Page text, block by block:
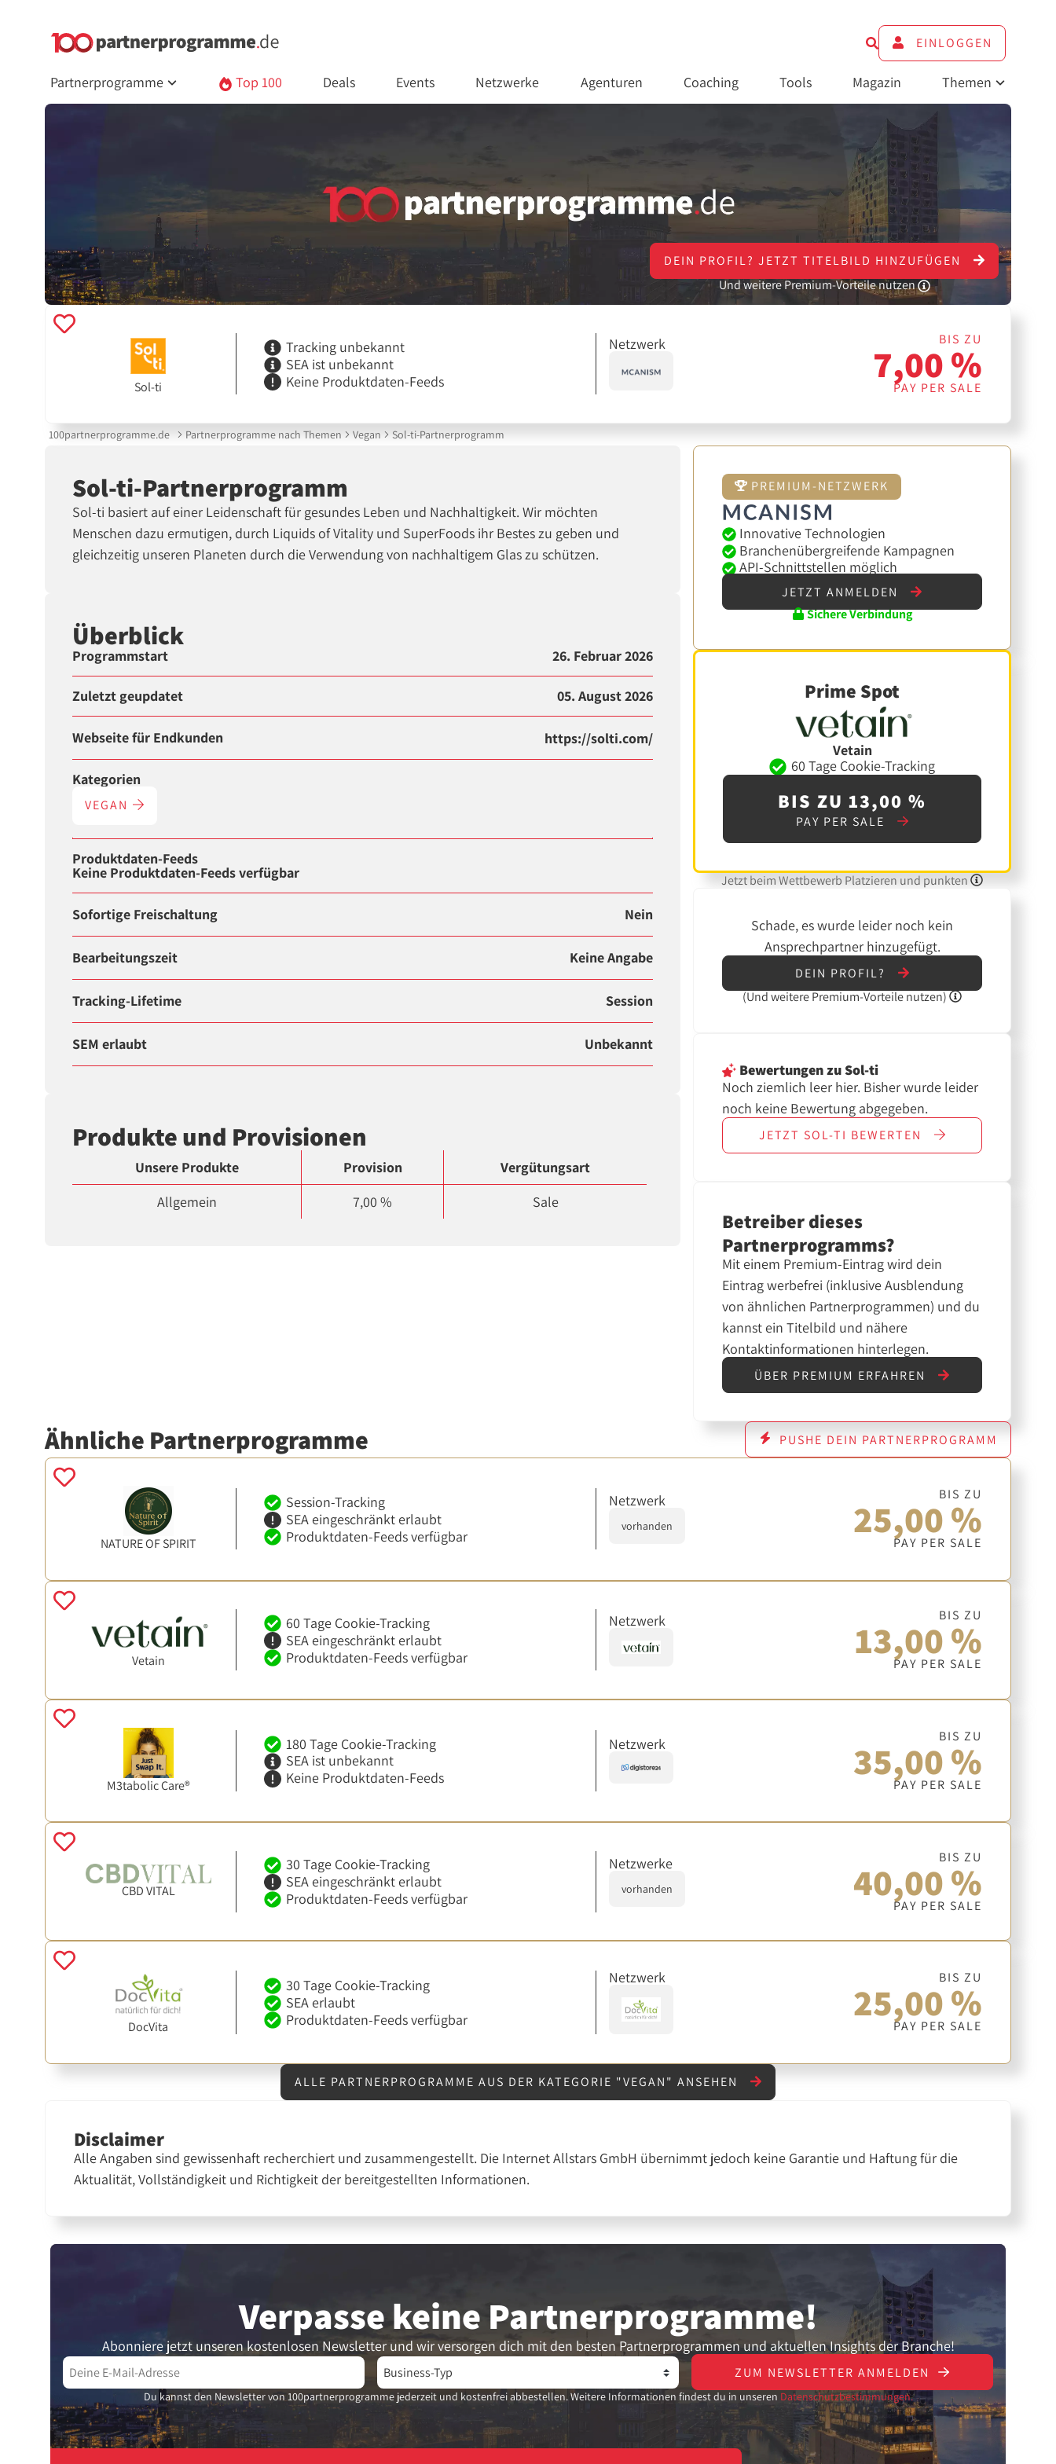
EINLOGGEN
Partnerprogramme Top 100 Deals Events Netzwerke Agenturen Coaching Tools Magazin Themen
DEIN PROFIL? JETZT TITELBILD HINZUFÜGEN
Und weitere Premium-Vorteile nutzen
Sol-ti
Tracking unbekannt
SEA ist unbekannt
Keine Produktdaten-Feeds
Netzwerk BIS ZU
7,00 %
PAY PER SALE
100partnerprogramme.de Partnerprogramme nach Themen Vegan Sol-ti-Partnerprogramm
Sol-ti-Partnerprogramm
Sol-ti basiert auf einer Leidenschaft für gesundes Leben und Nachhaltigkeit. Wir möchten
Menschen dazu ermutigen, durch Liquids of Vitality und SuperFoods ihr Bestes zu geben und
gleichzeitig unseren Planeten durch die Verwendung von nachhaltigem Glas zu schützen.
Überblick
Programmstart 26. Februar 2026
Zuletzt geupdatet 05. August 2026
Webseite für Endkunden https://solti.com/
Kategorien
VEGAN
Produktdaten-Feeds
Keine Produktdaten-Feeds verfügbar
Sofortige Freischaltung Nein
Bearbeitungszeit Keine Angabe
Tracking-Lifetime Session
SEM erlaubt Unbekannt
Produkte und Provisionen
Unsere Produkte Provision
Vergütungsart
Allgemein
7,00 % Sale
PREMIUM-NETZWERK
Innovative Technologien
Branchenübergreifende Kampagnen
API-Schnittstellen möglich
JETZT ANMELDEN
Sichere Verbindung
Prime Spot
Vetain
60 Tage Cookie-Tracking
BIS ZU 13,00 %
PAY PER SALE
Jetzt beim Wettbewerb Platzieren und punkten
Schade, es wurde leider noch kein
Ansprechpartner hinzugefügt.
DEIN PROFIL?
(UndweiterePremium-Vorteile nutzen)
Bewertungenzu Sol-ti
Noch ziemlich leer hier. Bisher wurde leider
noch keine Bewertung abgegeben.
JETZT SOL-TI BEWERTEN
Betreiber dieses
Partnerprogramms?
Mit einem Premium-Eintrag wird dein
Eintrag werbefrei (inklusive Ausblendung
von ähnlichen Partnerprogrammen) und du
kannst ein Titelbild und nähere
Kontaktinformationen hinterlegen.
ÜBER PREMIUM ERFAHREN
Ähnliche Partnerprogramme PUSHE DEIN PARTNERPROGRAMM
NATURE OF SPIRIT
Session-Tracking
SEA eingeschränkt erlaubt
Produktdaten-Feeds verfügbar
Netzwerk
vorhanden
BIS ZU
25,00 %
PAY PER SALE
Vetain
60 Tage Cookie-Tracking
SEA eingeschränkt erlaubt
Produktdaten-Feeds verfügbar
Netzwerk BIS ZU
13,00 %
PAY PER SALE
M3tabolic Care®
180 Tage Cookie-Tracking
SEA ist unbekannt
Keine Produktdaten-Feeds
Netzwerk BIS ZU
35,00 %
PAY PER SALE
CBD VITAL
30 Tage Cookie-Tracking
SEA eingeschränkt erlaubt
Produktdaten-Feeds verfügbar
Netzwerke
vorhanden
BIS ZU
40,00 %
PAY PER SALE
DocVita
30 Tage Cookie-Tracking
SEA erlaubt
Produktdaten-Feeds verfügbar
Netzwerk BIS ZU
25,00 %
PAY PER SALE
ALLE PARTNERPROGRAMME AUS DER KATEGORIE "VEGAN" ANSEHEN
Disclaimer
Alle Angaben sind gewissenhaft recherchiert und zusammengestellt. Die Internet Allstars GmbH übernimmt jedoch keine Garantie und Haftung für die
Aktualität, Vollständigkeit und Richtigkeit der bereitgestellten Informationen.
Verpasse keine Partner­programme!
Abonniere jetzt unseren kostenlosen Newsletter und wir versorgen dich mit den besten Partnerprogrammen und aktuellen Insights der Branche!
ZUM NEWSLETTER ANMELDEN
Du kannst den Newsletter von 100partnerprogramme jederzeit und kostenfrei abbestellen. Weitere Informationen findest du in unseren Datenschutzbestimmungen.